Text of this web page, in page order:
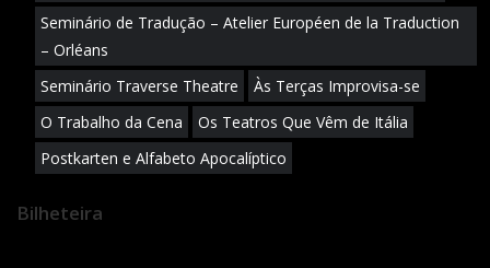
Seminário de Tradução – Atelier Européen de la Traduction
– Orléans
Seminário Traverse Theatre
Às Terças Improvisa-se
O Trabalho da Cena
Os Teatros Que Vêm de Itália
Postkarten e Alfabeto Apocalíptico
Bilheteira